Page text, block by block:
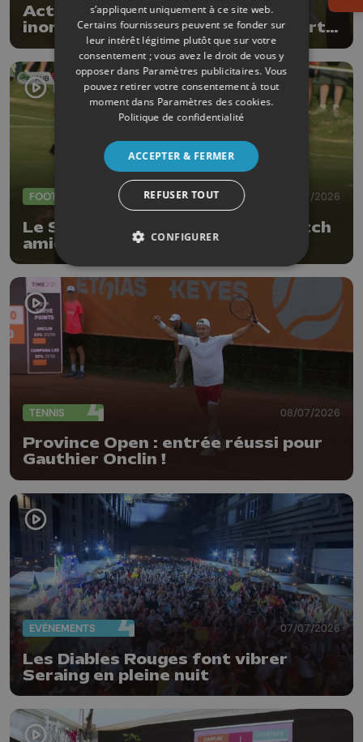
Actus de la semaine : 5 ans des
inondations, subsides pour le sport
et feu d'artifice
FOOTBALL 09/07/2026
Le Standard s'impose 0-4 en match
amical à Aubel
TENNIS 08/07/2026
Province Open : entrée réussi pour
Gauthier Onclin !
EVÈNEMENTS 07/07/2026
Les Diables Rouges font vibrer
Seraing en pleine nuit
s’appliquent uniquement à ce site web.
Certains fournisseurs peuvent se fonder sur
leur intérêt légitime plutôt que sur votre
consentement ; vous avez le droit de vous y
opposer dans Paramètres publicitaires. Vous
pouvez retirer votre consentement à tout
moment dans Paramètres des cookies.
Politique de confidentialité
ACCEPTER & FERMER
REFUSER TOUT
CONFIGURER